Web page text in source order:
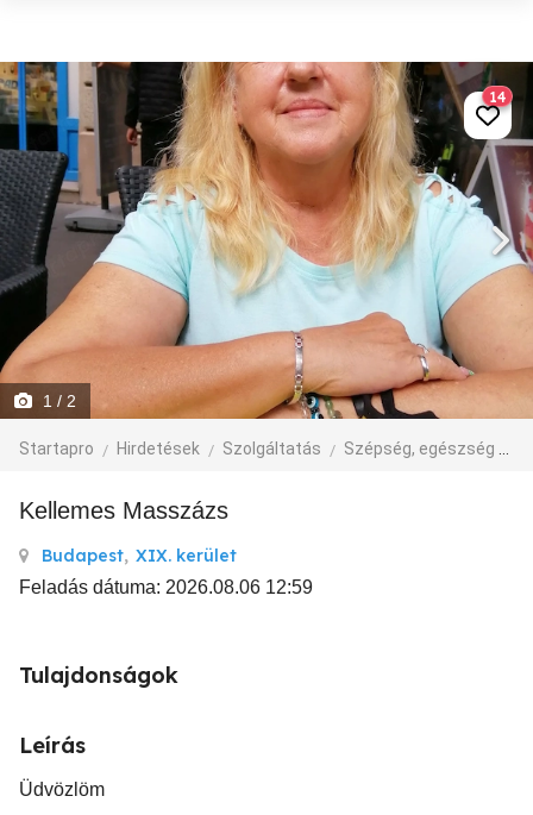
1 / 2
Startapro Hirdetések Szolgáltatás Szépség, egészség
14
Kellemes Masszázs
Budapest, XIX. kerület
Feladás dátuma: 2026.08.06 12:59
Tulajdonságok
Leírás
Üdvözlöm